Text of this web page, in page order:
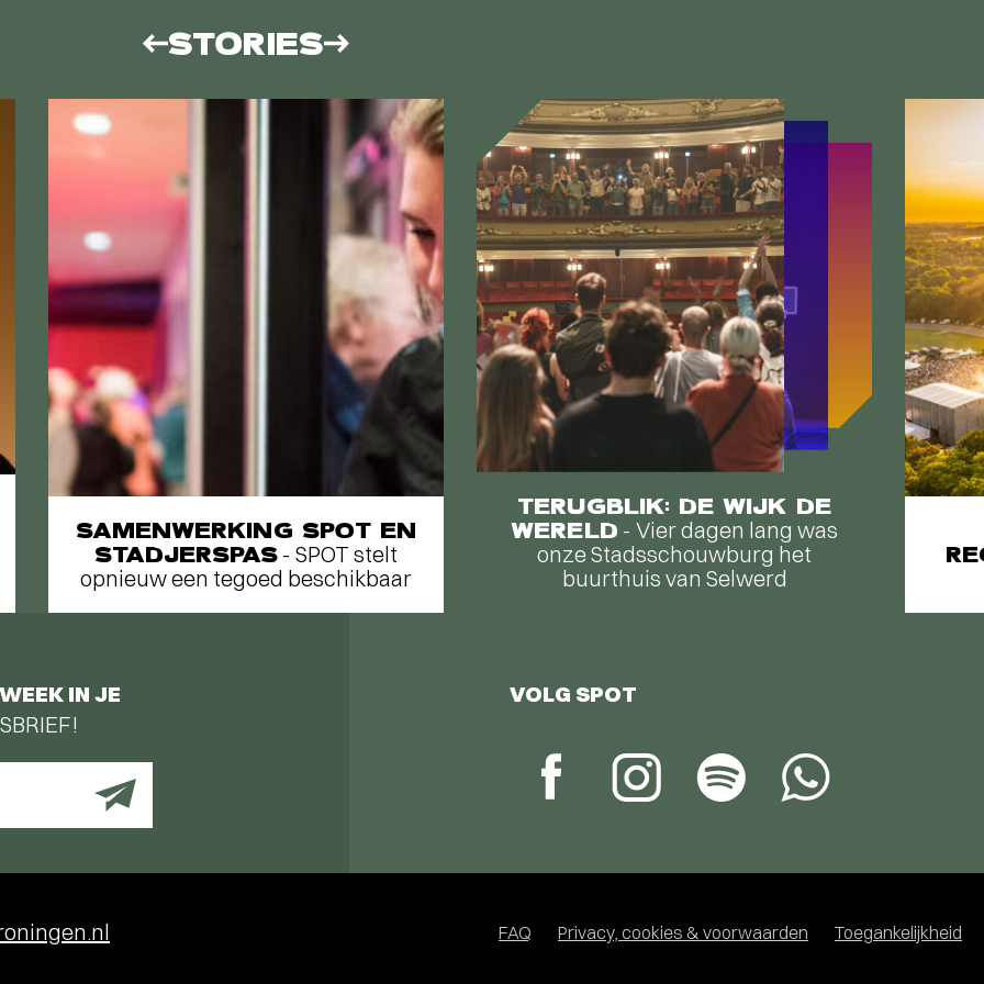
STORIES
SAMENWERKING SPOT EN
STADJERSPAS - SPOT stelt
opnieuw een tegoed beschikbaar
TERUGBLIK: DE WIJK DE
WERELD - Vier dagen lang was
onze Stadsschouwburg het
buurthuis van Selwerd
IN JE
VOLG SPOT
FAQ Privacy, cookies & voorwaarden Toegankelijkheid